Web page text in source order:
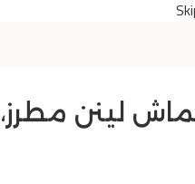
لينن مطرز،